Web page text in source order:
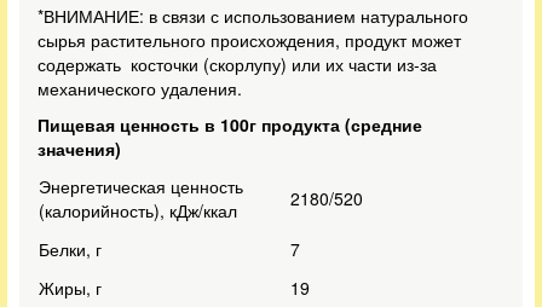
*ВНИМАНИЕ: в связи с использованием натурального
сырья растительного происхождения, продукт может
содержать косточки (скорлупу) или их части из-за
механического удаления.
Пищевая ценность в 100г продукта (средние
значения)
Энергетическая ценность
(калорийность), кДж/ккал
2180/520
Белки, г
7
Жиры, г
19